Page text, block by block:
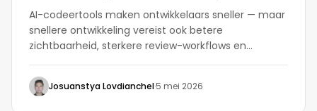
AI-codeertools maken ontwikkelaars sneller — maar
snellere ontwikkeling vereist ook betere
zichtbaarheid, sterkere review-workflows en
praktische governancegids voor teams die Codex,
Claude Code, Cursor, Windsurf en andere AI-
Josuanstya Lovdianchel·5 mei 2026